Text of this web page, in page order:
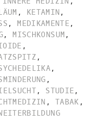
, KETAMIN ,
, MEDIKAMENTE ,
, MISCHKONSUM ,
,
,
,
,
, STUDIE ,
, TABAK ,